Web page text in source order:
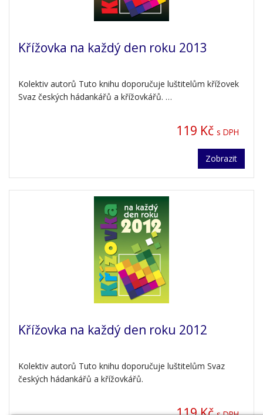
Křížovka na každý den roku 2013
Kolektiv autorů Tuto knihu doporučuje luštitelům křížovek
Svaz českých hádankářů a křížovkářů. …
119 Kč s DPH
Zobrazit
Křížovka na každý den roku 2012
Kolektiv autorů Tuto knihu doporučuje luštitelům Svaz
českých hádankářů a křížovkářů.